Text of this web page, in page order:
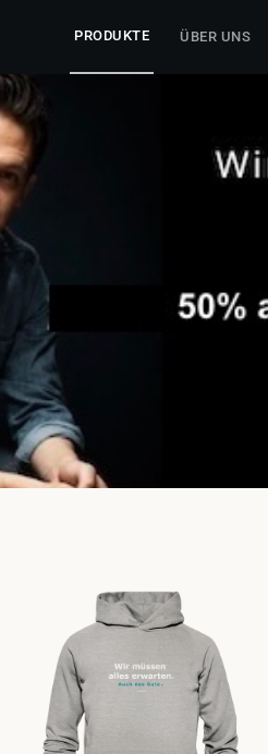
PRODUKTE ÜBER UNS